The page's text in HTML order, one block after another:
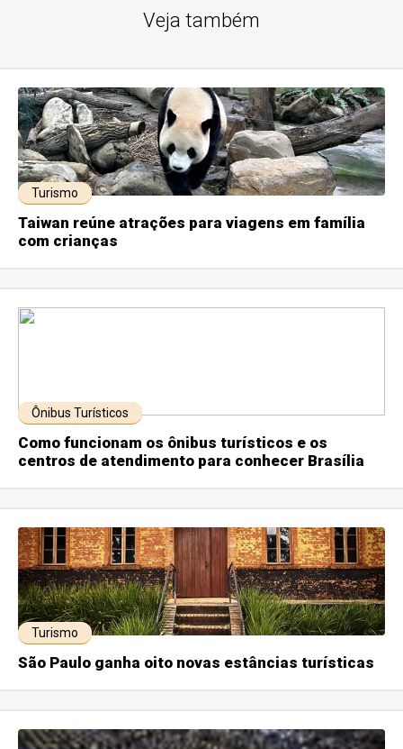
Veja também
Turismo
Taiwan reúne atrações para viagens em família
com crianças
Ônibus Turísticos
Como funcionam os ônibus turísticos e os
centros de atendimento para conhecer Brasília
Turismo
São Paulo ganha oito novas estâncias turísticas